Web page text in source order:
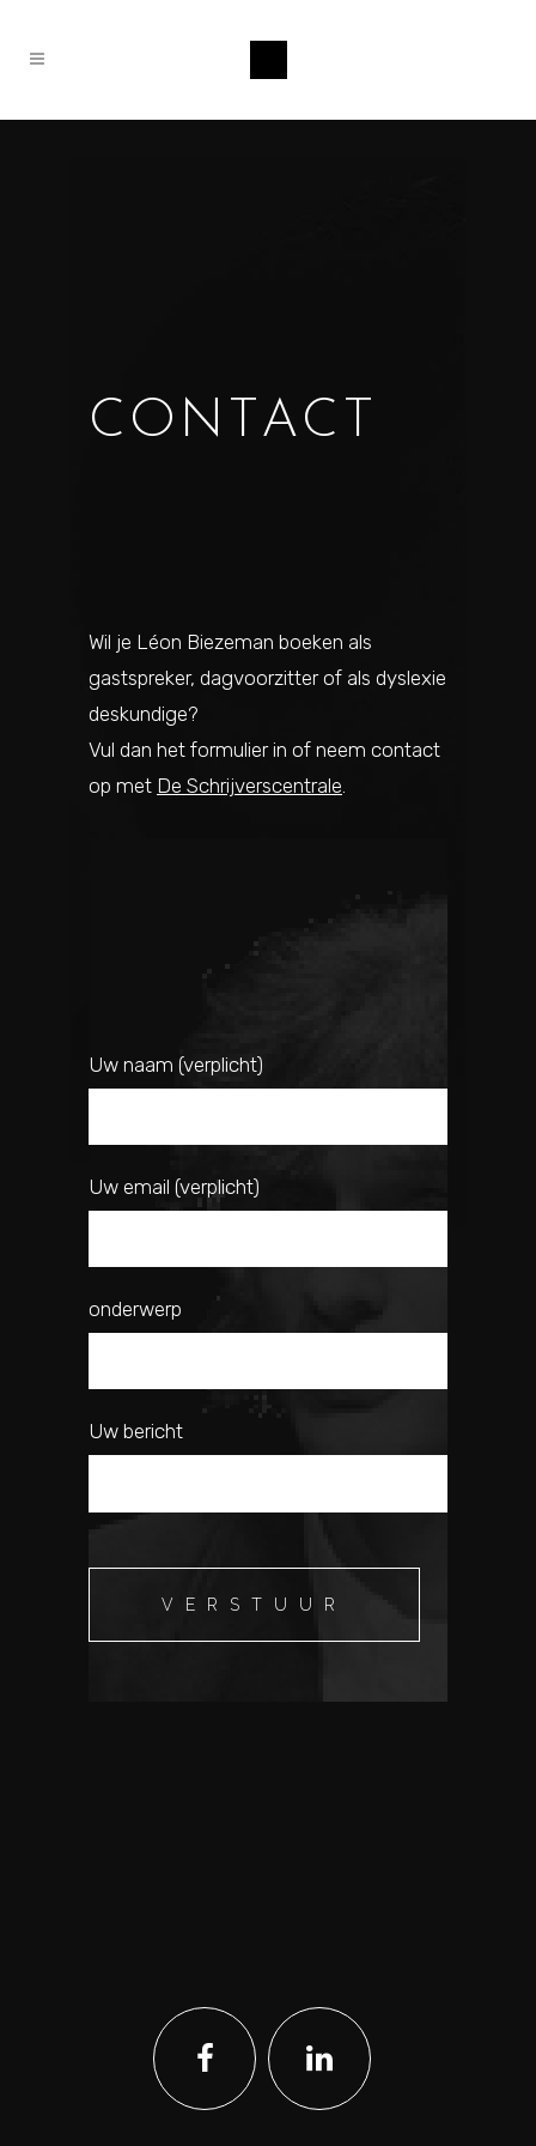
CONTACT
Wil je Léon Biezeman boeken als
gastspreker, dagvoorzitter of als dyslexie
deskundige?
Vul dan het formulier in of neem contact
op met De Schrijverscentrale.
Uw naam (verplicht)
Uw email (verplicht)
onderwerp
Uw bericht